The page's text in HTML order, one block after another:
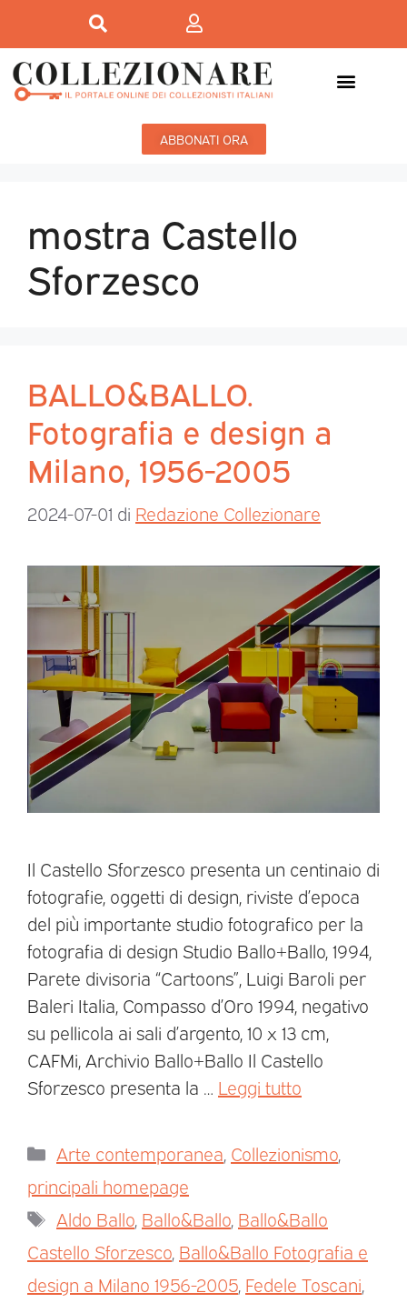
ABBONATI ORA
mostra Castello
Sforzesco
BALLO&BALLO.
Fotografia e design a
Milano, 1956-2005
2024-07-01 di Redazione Collezionare
Il Castello Sforzesco presenta un centinaio di
fotografie, oggetti di design, riviste d’epoca
del più importante studio fotografico per la
fotografia di design Studio Ballo+Ballo, 1994,
Parete divisoria “Cartoons”, Luigi Baroli per
Baleri Italia, Compasso d’Oro 1994, negativo
su pellicola ai sali d’argento, 10 x 13 cm,
CAFMi, Archivio Ballo+Ballo Il Castello
Sforzesco presenta la … Leggi tutto
Arte contemporanea Collezionismo
principali homepage
Aldo Ballo Ballo&Ballo Ballo&Ballo
Castello Sforzesco Ballo&Ballo Fotografia e
design a Milano 1956-2005 Fedele Toscani